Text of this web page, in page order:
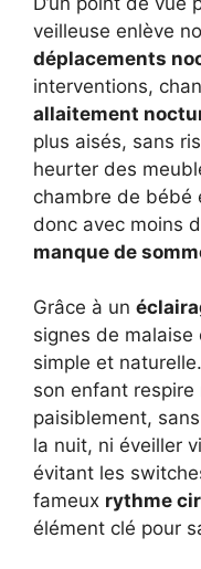
veilleuse enlève
déplacements
interventions,
allaitement
plus aisés, sans
heurter des
chambre de bébé
donc avec moins
manque de
Grâce à un
signes de
simple et
son enfant respire
paisiblement,
la nuit, ni éveiller
évitant les
fameux rythme
élément clé pour